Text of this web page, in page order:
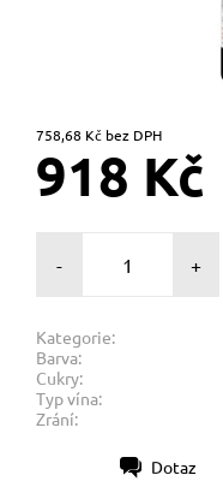
758,68 Kč bez DPH
918 Kč
- +
Kategorie:
Barva:
Cukry:
Typ vína:
Zrání:
Dotaz